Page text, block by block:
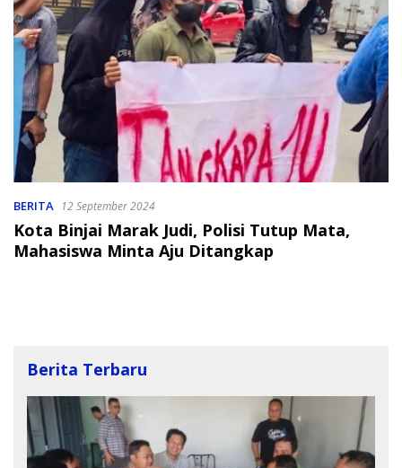
BERITA 12 September 2024
Kota Binjai Marak Judi, Polisi Tutup Mata,
Mahasiswa Minta Aju Ditangkap
Berita Terbaru